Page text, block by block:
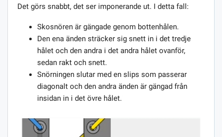
Det görs snabbt, det ser imponerande ut. I detta fall:
Skosnören är gängade genom bottenhålen.
Den ena änden sträcker sig snett in i det tredje
hålet och den andra i det andra hålet ovanför,
sedan rakt och snett.
Snörningen slutar med en slips som passerar
diagonalt och den andra änden är gängad från
insidan in i det övre hålet.